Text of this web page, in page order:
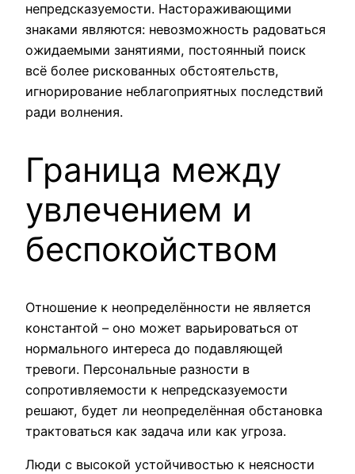
непредсказуемости. Настораживающими
знаками являются: невозможность радоваться
ожидаемыми занятиями, постоянный поиск
всё более рискованных обстоятельств,
игнорирование неблагоприятных последствий
ради волнения.
Граница между
увлечением и
беспокойством
Отношение к неопределённости не является
константой – оно может варьироваться от
нормального интереса до подавляющей
тревоги. Персональные разности в
сопротивляемости к непредсказуемости
решают, будет ли неопределённая обстановка
трактоваться как задача или как угроза.
Люди с высокой устойчивостью к неясности